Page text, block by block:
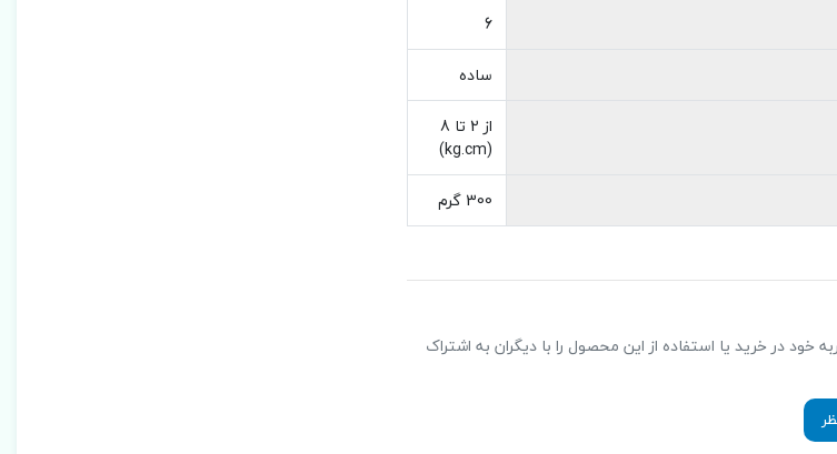
6
ساده
از 2 تا 8
(kg.cm)
300 گرم
خود در خرید یا استفاده از این محصول را با دیگران به اشتراک